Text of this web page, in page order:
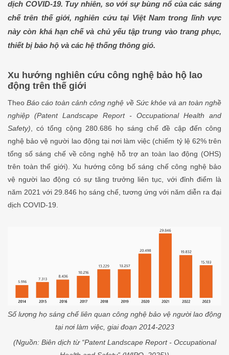
dịch COVID-19. Tuy nhiên, so với sự bùng nổ của các sáng
chế trên thế giới, nghiên cứu tại Việt Nam trong lĩnh vực
này còn khá hạn chế và chủ yếu tập trung vào trang phục,
thiết bị bảo hộ và các hệ thống thông gió.
Xu hướng nghiên cứu công nghệ bảo hộ lao
động trên thế giới
TheoBáo cáo toàn cảnh công nghệ về Sức khỏe và an toàn nghề
nghiệp (Patent Landscape Report - Occupational Health and
Safety) , có tổng cộng 280.686 họ sáng chế đề cập đến công
nghệ bảo vệ người lao động tại nơi làm việc (chiếm tỷ lệ 62% trên
tổng số sáng chế về công nghệ hỗ trợ an toàn lao động (OHS)
trên toàn thế giới). Xu hướng công bố sáng chế công nghệ bảo
vệ người lao động có sự tăng trưởng liên tục, với đỉnh điểm là
năm 2021 với 29.846 họ sáng chế, tương ứng với năm diễn ra đại
dịch COVID-19.
Số lượng họ sáng chế liên quan công nghệ bảo vệ người lao động
tại nơi làm việc, giai đoạn 2014-2023
(Nguồn: Biên dịch từ “Patent Landscape Report - Occupational